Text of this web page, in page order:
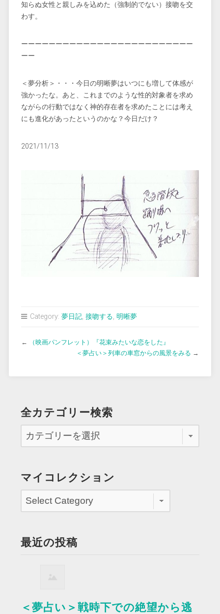
知らぬ女性と親しみを込めた（強制的でない）接吻を交
わす。
ーーーーーーーーーーーーーーーーーーーーーーーーー
ーー
＜夢分析＞・・・今日の明晰夢はいつにも増して体感が
強かったな。あと、これまでのような性的対象者を求め
ながらの行動ではなく神的存在者を求めたことには考え
にも進化があったというのかな？今日だけ？
2021/11/13
Category: 夢日記, 接吻する, 明晰夢
←
（映画パンフレット）『花束みたいな恋をした』
＜夢占い＞列車の車窓からの風景をみる →
全カテゴリー検索
マイコレクション
最近の投稿
＜夢占い＞戦時下での絶望から逃